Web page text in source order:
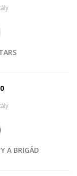
A BRIGÁD